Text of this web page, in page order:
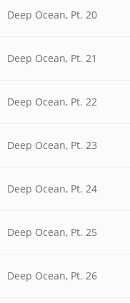
Deep Ocean, Pt. 20
Deep Ocean, Pt. 21
Deep Ocean, Pt. 22
Deep Ocean, Pt. 23
Deep Ocean, Pt. 24
Deep Ocean, Pt. 25
Deep Ocean, Pt. 26